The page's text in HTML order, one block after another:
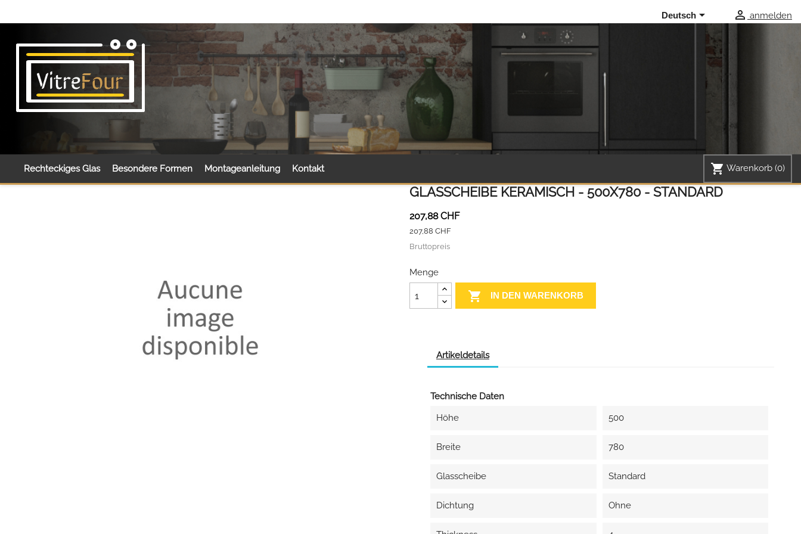
Deutsch  anmelden
shopping_cart Warenkorb (0)
Rechteckiges Glas Besondere Formen Montageanleitung Kontakt
GLASSCHEIBE KERAMISCH - 500X780 - STANDARD
207,88 CHF
207,88 CHF
Bruttopreis
Menge
 IN DEN WARENKORB
Artikeldetails
Technische Daten
Höhe
500
Breite 780
Glasscheibe Standard
Dichtung Ohne